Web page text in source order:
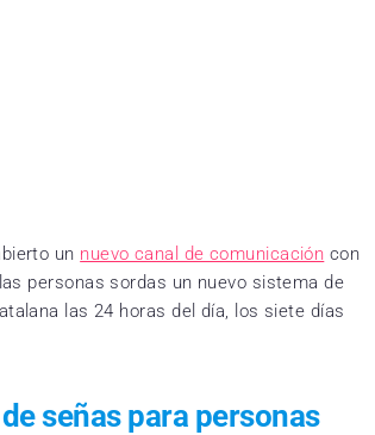
un nuevo canal de comunicación con
personas sordas un nuevo sistema de
las 24 horas del día, los siete días
señas para personas